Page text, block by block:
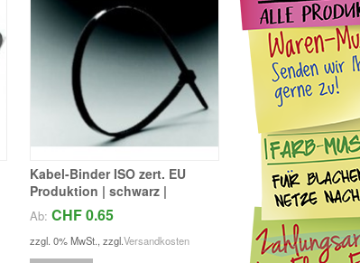
Kabel-Binder ISO zert. EU
Produktion | schwarz |
Ab: CHF 0.65
zzgl. 0% MwSt.,zzgl.Versandkosten